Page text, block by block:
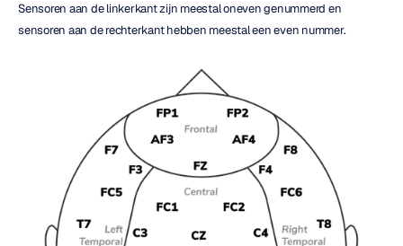
Sensoren aan de linkerkant zijn meestal oneven genummerd en
sensoren aan de rechterkant hebben meestal een even nummer.